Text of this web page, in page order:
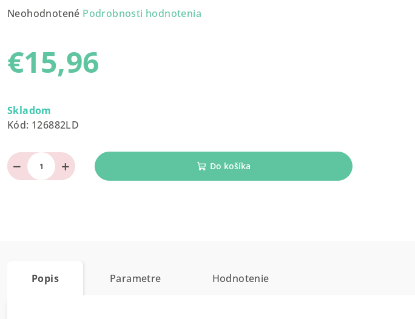
Priemerné
je
0,0
hviezdičiek.
Neohodnotené Podrobnosti hodnotenia
€15,96
cena:
Skladom
Kód: 126882LD
+
− Do košíka
Popis Parametre Hodnotenie